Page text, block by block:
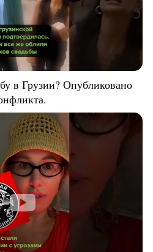
в Грузии? Опубликовано